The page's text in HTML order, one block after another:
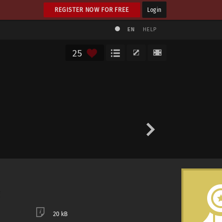
REGISTER NOW FOR FREE Login
EN HELP
25
20 kB